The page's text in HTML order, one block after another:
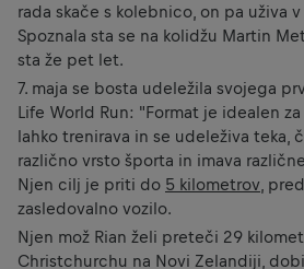
rada skače s kolebnico, on pa uživa
Spoznala sta se na kolidžu Martin
sta že pet let.
7. maja se bosta udeležila svojega
Life World Run: "Format je idealen
lahko trenirava in se udeleživa teka,
različno vrsto športa in imava
Njen cilj je priti do 5 kilometrov ,
zasledovalno vozilo.
Njen mož Rian želi preteči 29
Christchurchu na Novi Zelandiji,